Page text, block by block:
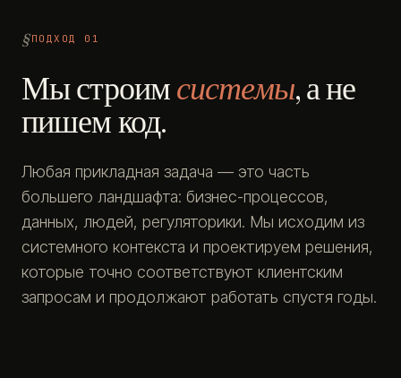
ПОДХОД 01
Мы строимсистемы, а не
пишем код.
Любая прикладная задача — это часть
большего ландшафта: бизнес-процессов,
данных, людей, регуляторики. Мы исходим из
системного контекста и проектируем решения,
которые точно соответствуют клиентским
запросам и продолжают работать спустя годы.